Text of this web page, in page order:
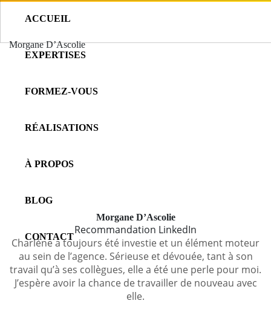
ACCUEIL
EXPERTISES
FORMEZ-VOUS
RÉALISATIONS
À PROPOS
BLOG
CONTACT
Morgane D’Ascolie
Morgane D’Ascolie
Recommandation LinkedIn
Charlène a toujours été investie et un élément moteur
au sein de l’agence. Sérieuse et dévouée, tant à son
travail qu’à ses collègues, elle a été une perle pour moi.
J’espère avoir la chance de travailler de nouveau avec
elle.